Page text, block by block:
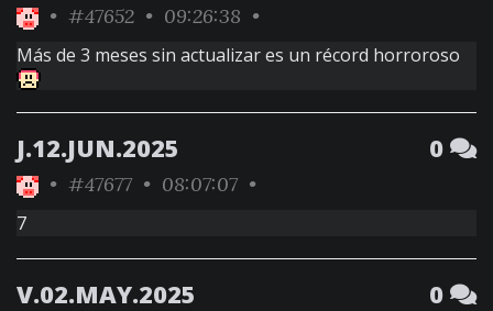
• #47652 • 09:26:38 •
Más de 3 meses sin actualizar es un récord horroroso
J.12.JUN.2025 0
• #47677 • 08:07:07 •
7
V.02.MAY.2025 0